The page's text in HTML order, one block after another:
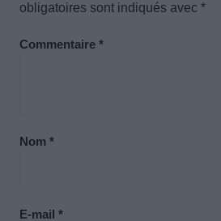
obligatoires sont indiqués avec *
Commentaire *
Nom *
E-mail *